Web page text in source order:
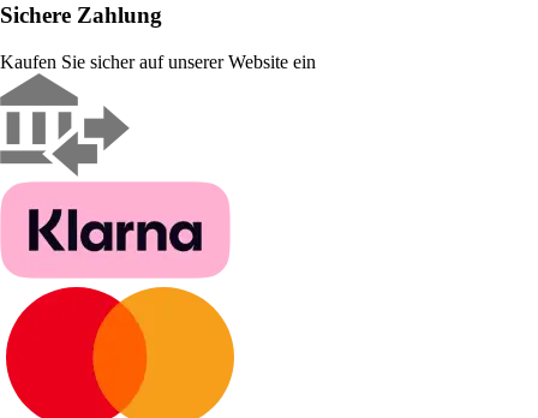
Sichere Zahlung
Kaufen Sie sicher auf unserer Website ein